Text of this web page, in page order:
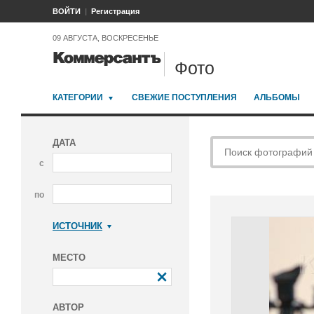
ВОЙТИ Регистрация
09 АВГУСТА, ВОСКРЕСЕНЬЕ
Фото
КАТЕГОРИИ СВЕЖИЕ ПОСТУПЛЕНИЯ АЛЬБОМЫ
ДАТА
с
по
ИСТОЧНИК
МЕСТО
АВТОР